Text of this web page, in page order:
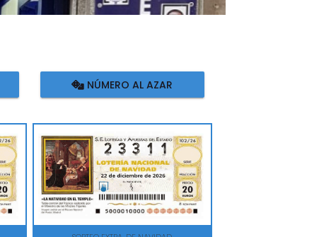
NÚMERO AL AZAR